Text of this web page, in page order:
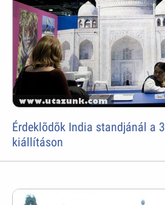
Érdeklõdõk India standjánál a
kiállításon